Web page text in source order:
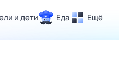
и дети Еда Ещё